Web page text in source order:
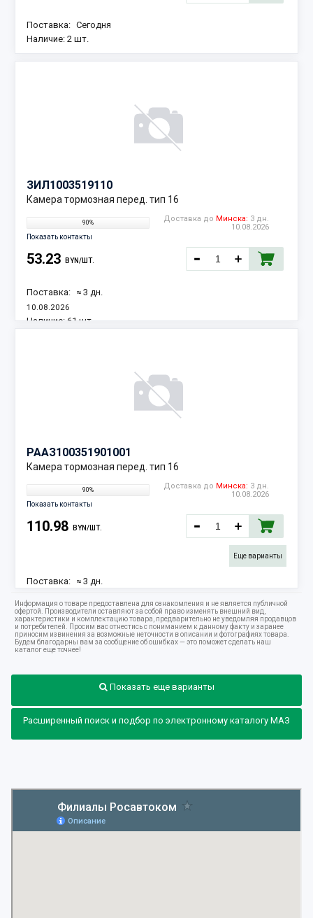
Поставка: Сегодня
Наличие: 2 шт.
ЗИЛ 1003519110
Камера тормозная перед. тип 16
90%
Показать контакты
Доставка до Минска: 3 дн.
10.08.2026
53.23 BYN/ШТ.
Поставка: ≈ 3 дн.
10.08.2026
Наличие: 61 шт.
РААЗ100351901001
Камера тормозная перед. тип 16
90%
Показать контакты
Доставка до Минска: 3 дн.
10.08.2026
110.98 BYN/ШТ.
Еще варианты
Поставка: ≈ 3 дн.
Наличие:120 шт.
Информация о товаре предоставлена для ознакомления и не является публичной
офертой. Производители оставляют за собой право изменять внешний вид,
характеристики и комплектацию товара, предварительно не уведомляя продавцов
и потребителей. Просим вас отнестись с пониманием к данному факту и заранее
приносим извинения за возможные неточности в описании и фотографиях товара.
Будем благодарны вам за сообщение об ошибках — это поможет сделать наш
каталог еще точнее!
Показать еще варианты
Расширенный поиск и подбор по электронному каталогу МАЗ